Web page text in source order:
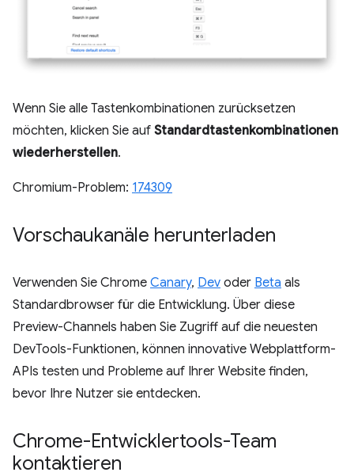
Wenn Sie alle Tastenkombinationen zurücksetzen
möchten, klicken Sie auf Standardtastenkombinationen
wiederherstellen.
Chromium-Problem: 174309
Vorschaukanäle herunterladen
Verwenden Sie Chrome Canary, Dev oder Beta als
Standardbrowser für die Entwicklung. Über diese
Preview-Channels haben Sie Zugriff auf die neuesten
DevTools-Funktionen, können innovative Webplattform-
APIs testen und Probleme auf Ihrer Website finden,
bevor Ihre Nutzer sie entdecken.
Chrome-Entwicklertools-Team
kontaktieren